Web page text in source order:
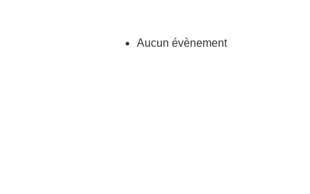
Aucun évènement